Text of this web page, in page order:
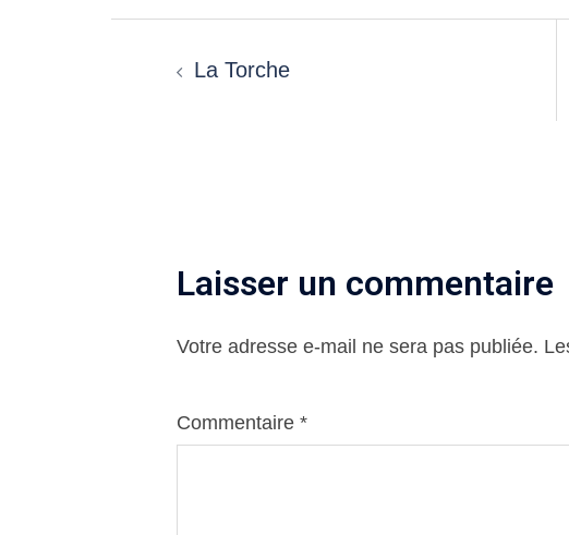
La Torche
Laisser un commentaire
Votre adresse e-mail ne sera pas publiée.
Commentaire *